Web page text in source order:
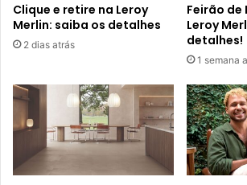
Clique e retire na Leroy
Merlin: saiba os detalhes
2 dias atrás
Feirão de
Leroy
detalhes!
1 semana